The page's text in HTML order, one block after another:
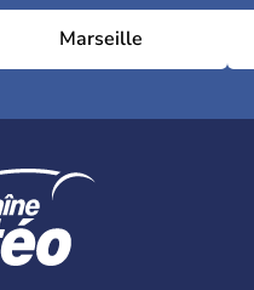
Marseille